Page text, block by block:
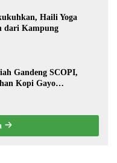
Haili Yoga
dari Kampung
Gandeng SCOPI,
Kopi Gayo